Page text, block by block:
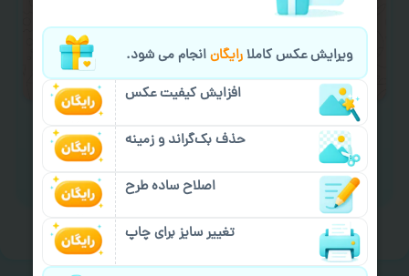
لازم را انجام دهید.
ایمیل جهت ثبت یا پیگیری سفارش:
aks4chap.com@gmail.com
برای ارسال پیام کلیک کنید
ویرایش عکس کاملارایگانانجام می شود.
افزایش کیفیت عکس
حذف بک‌گراند و زمینه
اصلاح ساده طرح
تغییر سایز برای چاپ